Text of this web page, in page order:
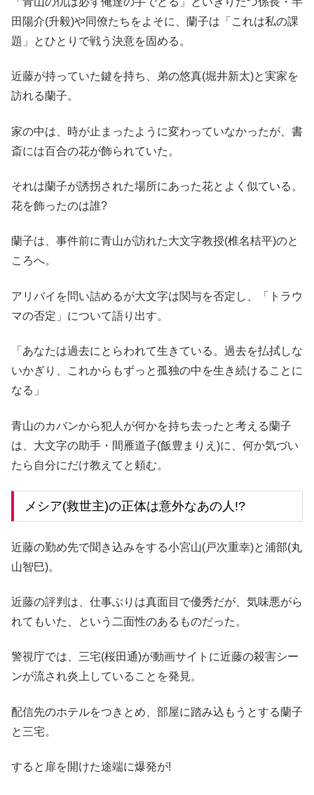
田陽介(升毅)や同僚たちをよそに、蘭子は「これは私の課
題」とひとりで戦う決意を固める。
近藤が持っていた鍵を持ち、弟の悠真(堀井新太)と実家を
訪れる蘭子。
家の中は、時が止まったように変わっていなかったが、書
斎には百合の花が飾られていた。
それは蘭子が誘拐された場所にあった花とよく似ている。
花を飾ったのは誰?
蘭子は、事件前に青山が訪れた大文字教授(椎名桔平)のと
ころへ。
アリバイを問い詰めるが大文字は関与を否定し、「トラウ
マの否定」について語り出す。
「あなたは過去にとらわれて生きている。過去を払拭しな
いかぎり、これからもずっと孤独の中を生き続けることに
なる」
青山のカバンから犯人が何かを持ち去ったと考える蘭子
は、大文字の助手・間雁道子(飯豊まりえ)に、何か気づい
たら自分にだけ教えてと頼む。
メシア(救世主)の正体は意外なあの人!?
近藤の勤め先で聞き込みをする小宮山(戸次重幸)と浦部(丸
山智巳)。
近藤の評判は、仕事ぶりは真面目で優秀だが、気味悪がら
れてもいた、という二面性のあるものだった。
警視庁では、三宅(桜田通)が動画サイトに近藤の殺害シー
ンが流され炎上していることを発見。
配信先のホテルをつきとめ、部屋に踏み込もうとする蘭子
と三宅。
すると扉を開けた途端に爆発が!